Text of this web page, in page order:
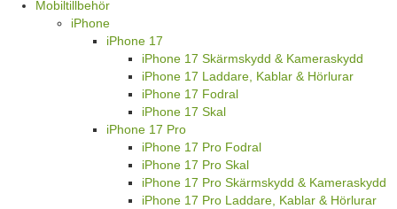
Mobiltillbehör
iPhone
iPhone 17
iPhone 17 Skärmskydd & Kameraskydd
iPhone 17 Laddare, Kablar & Hörlurar
iPhone 17 Fodral
iPhone 17 Skal
iPhone 17 Pro
iPhone 17 Pro Fodral
iPhone 17 Pro Skal
iPhone 17 Pro Skärmskydd & Kameraskydd
iPhone 17 Pro Laddare, Kablar & Hörlurar